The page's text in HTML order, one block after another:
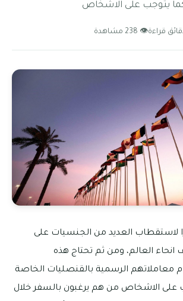
كما يتوجب على الاشخاص
👁 238 مشاهدة
لاستقطاب العديد من الجنسيات على
العالم، ومن ثم تحتاج هذه
معاملاتهم الرسمية بالقنصليات الخاصة
على الاشخاص من هم يرغبون بالسفر خلال